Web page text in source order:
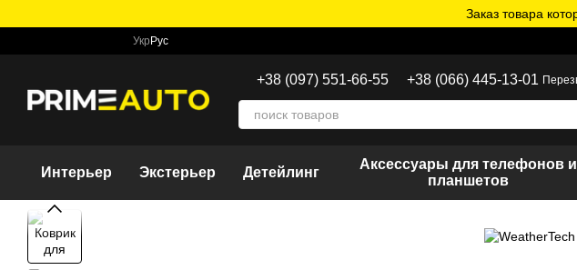
Заказ товара
Укр Рус
+38 (097) 551-66-55 +38 (066) 445-13-01
Интерьер Экстерьер Детейлинг
Аксессуары для телефонов и
планшетов